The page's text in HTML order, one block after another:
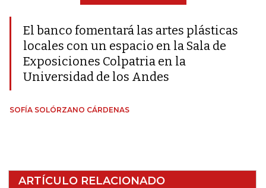
El banco fomentará las artes plásticas
locales con un espacio en la Sala de
Exposiciones Colpatria en la
Universidad de los Andes
SOFÍA SOLÓRZANO CÁRDENAS
ARTÍCULO RELACIONADO